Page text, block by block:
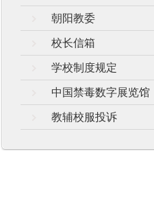
朝阳教委
校长信箱
学校制度规定
中国禁毒数字展览馆
教辅校服投诉